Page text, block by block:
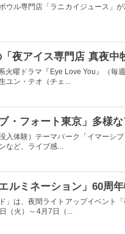
ウル専門店「ラニカイジュース」
火曜ドラマ『Eye Love You』（毎
ユン・テオ（チェ...
入体験）テーマパーク「イマーシ
など、ライブ感...
」は、夜間ライトアップイベント
（火）～4月7日（...